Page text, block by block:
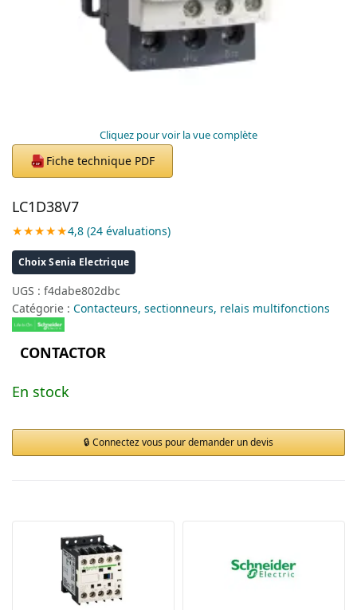
Cliquez pour voir la vue complète
PDF Fiche technique PDF
LC1D38V7
★★★★★4,8 (24 évaluations)
Choix Senia Electrique
UGS : f4dabe802dbc
Catégorie : Contacteurs, sectionneurs, relais multifonctions
CONTACTOR
En stock
Connectez vous pour demander un devis